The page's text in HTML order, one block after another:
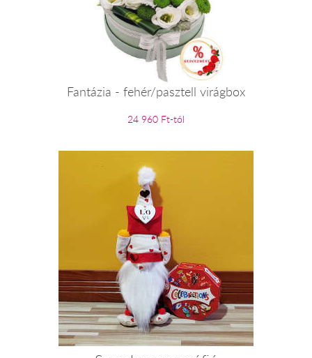
Fantázia - fehér/pasztell virágbox
24 960 Ft-tól